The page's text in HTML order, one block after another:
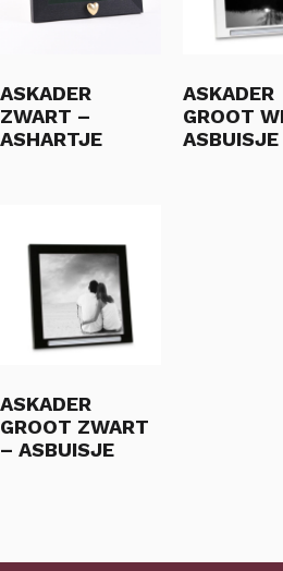
ASKADER
ZWART –
ASHARTJE
ASKADER
GROOT
ASBUISJE
ASKADER
GROOT ZWART
– ASBUISJE